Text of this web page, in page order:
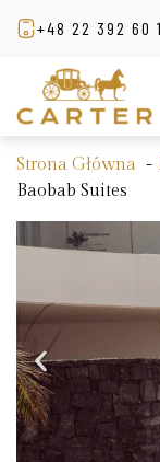
+48 22 392 60
Strona Główna
Baobab Suites